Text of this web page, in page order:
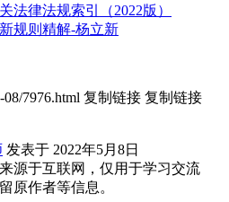
法律法规索引（2022版）
规则精解-杨立新
7976.html 复制链接 复制链接
发表于 2022年5月8日
源于互联网，仅用于学习交流
原作者等信息。